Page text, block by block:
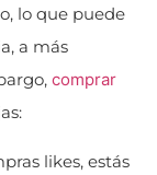
lo que puede
a más
comprar
likes, estás